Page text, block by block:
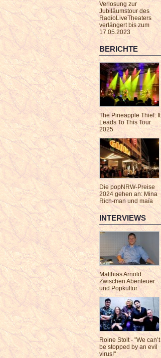
Verlosung zur
Jubiläumstour des
RadioLiveTheaters
verlängert bis zum
17.05.2023
BERICHTE
The Pineapple Thief: It
Leads To This Tour
2025
Die popNRW-Preise
2024 gehen an: Mina
Rich-man und maïa
INTERVIEWS
Matthias Arnold:
Zwischen Abenteuer
und Popkultur
Roine Stolt - "We can’t
be stopped by an evil
virus!"